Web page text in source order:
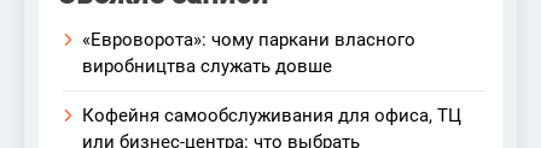
«Евроворота»: чому паркани власного
виробництва служать довше
Кофейня самообслуживания для офиса, ТЦ
или бизнес-центра: что выбрать